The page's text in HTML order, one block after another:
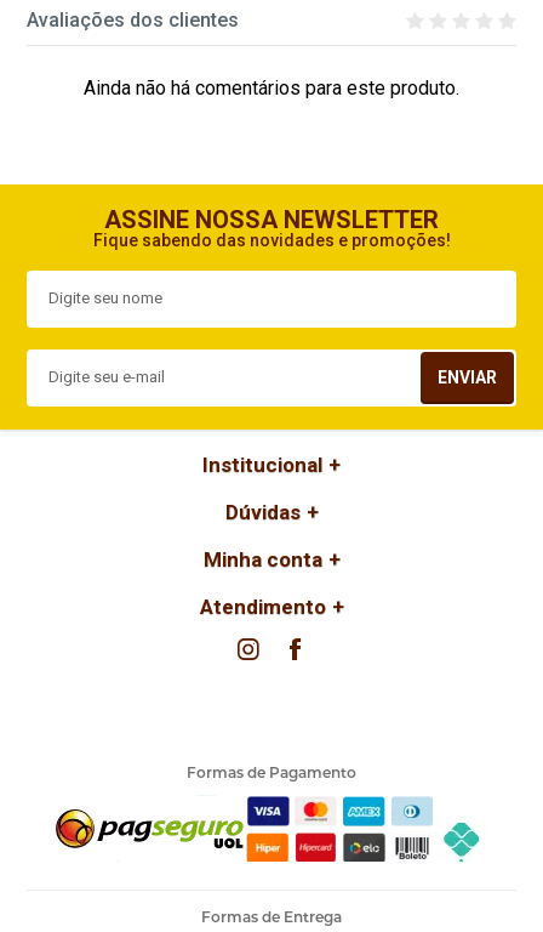
Avaliações dos clientes
Ainda não há comentários para este produto.
ASSINE NOSSA NEWSLETTER
Fique sabendo das novidades e promoções!
ENVIAR
Institucional
Dúvidas
Minha conta
Atendimento
Formas de Pagamento
Formas de Entrega